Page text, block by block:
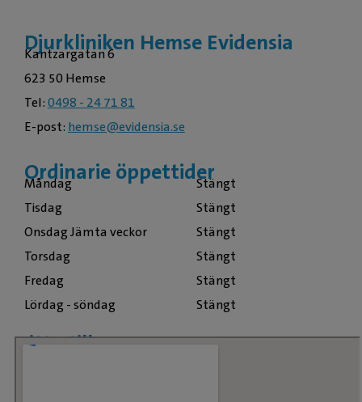
Djurkliniken Hemse Evidensia
Kantzargatan 6
623 50 Hemse
Tel:0498 - 24 71 81
E-post: hemse@evidensia.se
Ordinarie öppettider
Måndag
Stängt
Tisdag
Stängt
Onsdag Jämta veckor
Stängt
Torsdag
Stängt
Fredag
Stängt
Lördag - söndag
Stängt
Hitta till oss